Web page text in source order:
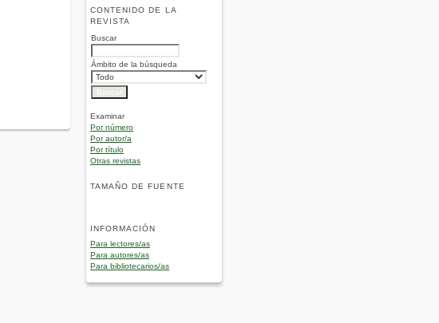
CONTENIDO DE LA
REVISTA
Buscar
Ámbito de la búsqueda
Examinar
Por número
Por autor/a
Por título
Otras revistas
TAMAÑO DE FUENTE
INFORMACIÓN
Para lectores/as
Para autores/as
Para bibliotecarios/as